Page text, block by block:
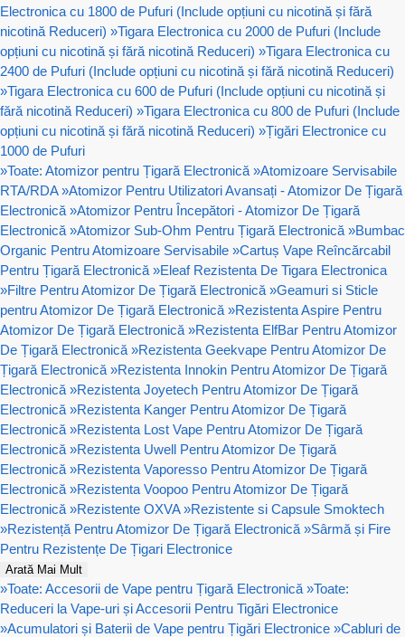
Electronica cu 1800 de Pufuri (Include opțiuni cu nicotină și fără
nicotină Reduceri) »Tigara Electronica cu 2000 de Pufuri (Include
opțiuni cu nicotină și fără nicotină Reduceri) »Tigara Electronica cu
2400 de Pufuri (Include opțiuni cu nicotină și fără nicotină Reduceri)
»Tigara Electronica cu 600 de Pufuri (Include opțiuni cu nicotină și
fără nicotină Reduceri) »Tigara Electronica cu 800 de Pufuri (Include
opțiuni cu nicotină și fără nicotină Reduceri) »Țigări Electronice cu
1000 de Pufuri
»Toate: Atomizor pentru Țigară Electronică »Atomizoare Servisabile
RTA/RDA »Atomizor Pentru Utilizatori Avansați - Atomizor De Țigară
Electronică »Atomizor Pentru Începători - Atomizor De Țigară
Electronică »Atomizor Sub-Ohm Pentru Țigară Electronică »Bumbac
Organic Pentru Atomizoare Servisabile »Cartuș Vape Reîncărcabil
Pentru Țigară Electronică »Eleaf Rezistenta De Tigara Electronica
»Filtre Pentru Atomizor De Țigară Electronică »Geamuri si Sticle
pentru Atomizor De Țigară Electronică »Rezistenta Aspire Pentru
Atomizor De Țigară Electronică »Rezistenta ElfBar Pentru Atomizor
De Țigară Electronică »Rezistenta Geekvape Pentru Atomizor De
Țigară Electronică »Rezistenta Innokin Pentru Atomizor De Țigară
Electronică »Rezistenta Joyetech Pentru Atomizor De Țigară
Electronică »Rezistenta Kanger Pentru Atomizor De Țigară
Electronică »Rezistenta Lost Vape Pentru Atomizor De Țigară
Electronică »Rezistenta Uwell Pentru Atomizor De Țigară
Electronică »Rezistenta Vaporesso Pentru Atomizor De Țigară
Electronică »Rezistenta Voopoo Pentru Atomizor De Țigară
Electronică »Rezistente OXVA »Rezistente si Capsule Smoktech
»Rezistență Pentru Atomizor De Țigară Electronică »Sârmă și Fire
Pentru Rezistențe De Țigari Electronice
Arată Mai Mult
»Toate: Accesorii de Vape pentru Țigară Electronică »Toate:
Reduceri la Vape-uri și Accesorii Pentru Tigări Electronice
»Acumulatori și Baterii de Vape pentru Țigări Electronice »Cabluri de